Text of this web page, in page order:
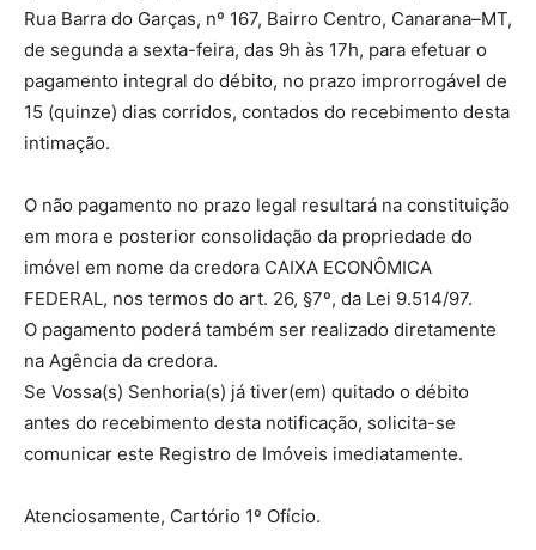
Rua Barra do Garças, nº 167, Bairro Centro, Canarana–MT,
de segunda a sexta-feira, das 9h às 17h, para efetuar o
pagamento integral do débito, no prazo improrrogável de
15 (quinze) dias corridos, contados do recebimento desta
intimação.
O não pagamento no prazo legal resultará na constituição
em mora e posterior consolidação da propriedade do
imóvel em nome da credora CAIXA ECONÔMICA
FEDERAL, nos termos do art. 26, §7º, da Lei 9.514/97.
O pagamento poderá também ser realizado diretamente
na Agência da credora.
Se Vossa(s) Senhoria(s) já tiver(em) quitado o débito
antes do recebimento desta notificação, solicita-se
comunicar este Registro de Imóveis imediatamente.
Atenciosamente, Cartório 1º Ofício.